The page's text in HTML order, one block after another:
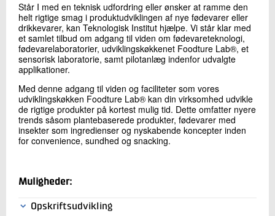
Send e-mail
LinkedIn
Skriv til mig
Står I med en teknisk udfordring eller ønsker at ramme den
helt rigtige smag i produktudviklingen af nye fødevarer eller
drikkevarer, kan Teknologisk Institut hjælpe. Vi står klar med
et samlet tilbud om adgang til viden om fødevareteknologi,
fødevarelaboratorier, udviklingskøkkenet Foodture Lab®, et
sensorisk laboratorie, samt pilotanlæg indenfor udvalgte
applikationer.
Med denne adgang til viden og faciliteter som vores
udviklingskøkken Foodture Lab® kan din virksomhed udvikle
de rigtige produkter på kortest mulig tid. Dette omfatter nyere
trends såsom plantebaserede produkter, fødevarer med
insekter som ingredienser og nyskabende koncepter inden
for convenience, sundhed og snacking.
Muligheder:
Opskriftsudvikling